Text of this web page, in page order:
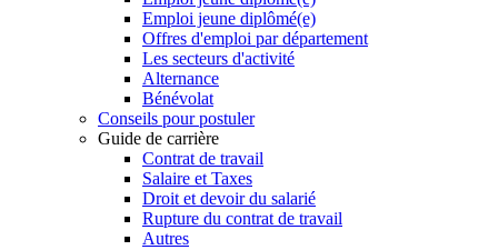
Emploi jeune diplômé(e)
Offres d'emploi par département
Les secteurs d'activité
Alternance
Bénévolat
Conseils pour postuler
Guide de carrière
Contrat de travail
Salaire et Taxes
Droit et devoir du salarié
Rupture du contrat de travail
Autres